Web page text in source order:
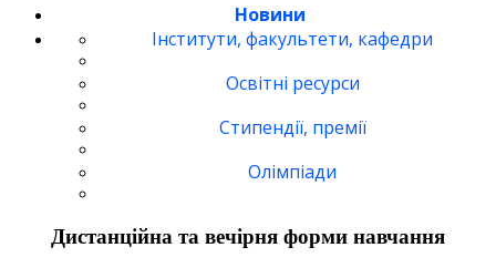
Новини
Інститути, факультети, кафедри
Освітні ресурси
Стипендії, премії
Олімпіади
Дистанційна та вечірня форми навчання